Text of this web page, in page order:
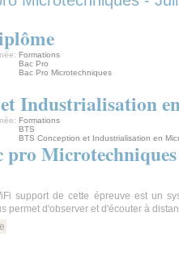
Formations
Bac Pro
Bac Pro Microtechniques
Industrialisation
Formations
BTS
BTS Conception et Industrialisation en
pro
support de cette épreuve est un
permet d'observer et d'écouter à